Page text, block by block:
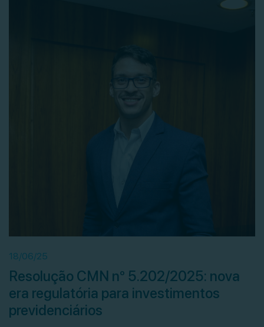
18/06/25
Resolução CMN nº 5.202/2025: nova
era regulatória para investimentos
previdenciários